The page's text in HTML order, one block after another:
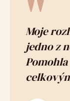
"
Moje
jedno z